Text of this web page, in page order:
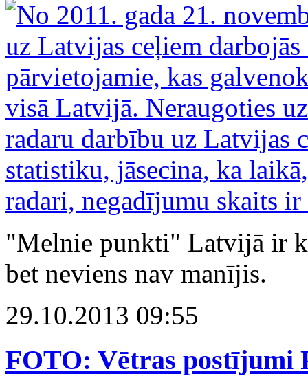
"Melnie punkti" Latvijā ir
bet neviens nav manījis.
29.10.2013 09:55
FOTO: Vētras postījumi